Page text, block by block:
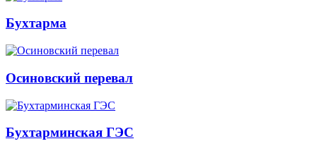
Бухтарма
Осиновский перевал
Бухтарминская ГЭС